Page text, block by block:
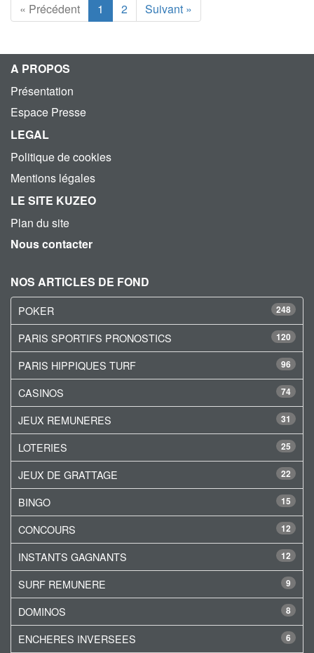
« Précédent 1 2 Suivant »
A PROPOS
Présentation
Espace Presse
LEGAL
Politique de cookies
Mentions légales
LE SITE KUZEO
Plan du site
Nous contacter
NOS ARTICLES DE FOND
248
POKER
120
PARIS SPORTIFS PRONOSTICS
96
PARIS HIPPIQUES TURF
74
CASINOS
31
JEUX REMUNERES
25
LOTERIES
22
JEUX DE GRATTAGE
15
BINGO
12
CONCOURS
12
INSTANTS GAGNANTS
9
SURF REMUNERE
8
DOMINOS
6
ENCHERES INVERSEES